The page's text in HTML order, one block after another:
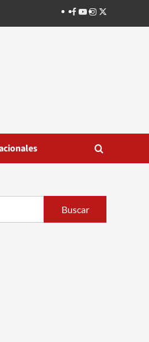
Facebook
Youtube
Instagram
Twitter